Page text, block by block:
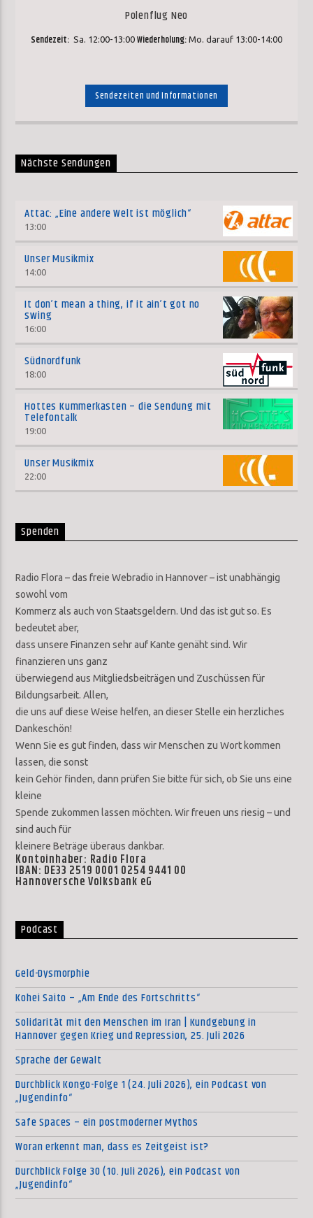
Polenflug Neo
Sendezeit: Sa. 12:00-13:00 Wiederholung: Mo. darauf 13:00-14:00
Sendezeiten und Informationen
Nächste Sendungen
Attac: „Eine andere Welt ist möglich“
13:00
Unser Musikmix
14:00
It don’t mean a thing, if it ain’t got no
swing
16:00
Südnordfunk
18:00
Hottes Kummerkasten – die Sendung mit
Telefontalk
19:00
Unser Musikmix
22:00
Spenden
Radio Flora – das freie Webradio in Hannover – ist unabhängig
sowohl vom
Kommerz als auch von Staatsgeldern. Und das ist gut so. Es
bedeutet aber,
dass unsere Finanzen sehr auf Kante genäht sind. Wir
finanzieren uns ganz
überwiegend aus Mitgliedsbeiträgen und Zuschüssen für
Bildungsarbeit. Allen,
die uns auf diese Weise helfen, an dieser Stelle ein herzliches
Dankeschön!
Wenn Sie es gut finden, dass wir Menschen zu Wort kommen
lassen, die sonst
kein Gehör finden, dann prüfen Sie bitte für sich, ob Sie uns eine
kleine
Spende zukommen lassen möchten. Wir freuen uns riesig – und
sind auch für
kleinere Beträge überaus dankbar.
Kontoinhaber: Radio Flora
IBAN: DE33 2519 0001 0254 9441 00
Hannoversche Volksbank eG
Podcast
Geld-Dysmorphie
Kohei Saito – „Am Ende des Fortschritts“
Solidarität mit den Menschen im Iran | Kundgebung in
Hannover gegen Krieg und Repression, 25. Juli 2026
Sprache der Gewalt
Durchblick Kongo-Folge 1 (24. Juli 2026), ein Podcast von
„Jugendinfo“
Safe Spaces – ein postmoderner Mythos
Woran erkennt man, dass es Zeitgeist ist?
Durchblick Folge 30 (10. Juli 2026), ein Podcast von
„Jugendinfo“